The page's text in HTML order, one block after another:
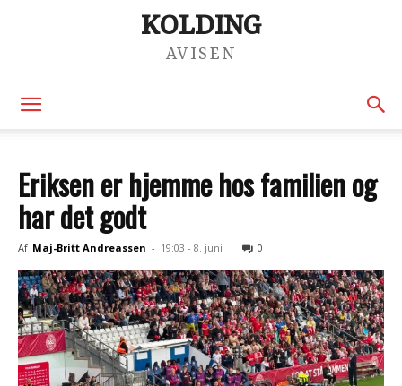
KOLDING
AVISEN
Eriksen er hjemme hos familien og
har det godt
Af Maj-Britt Andreassen - 19:03 - 8. juni 0